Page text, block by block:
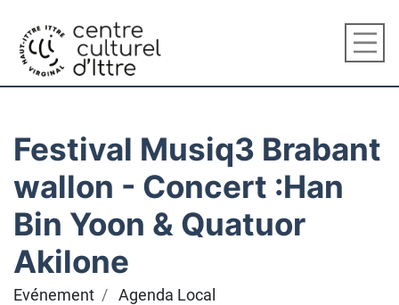
Festival Musiq3 Brabant
wallon - Concert :Han
Bin Yoon & Quatuor
Akilone
Evénement
Agenda Local